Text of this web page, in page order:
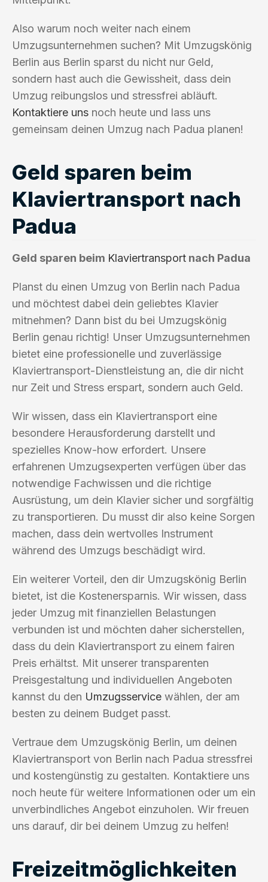
Also warum noch weiter nach einem
Umzugsunternehmen suchen? Mit Umzugskönig
Berlin aus Berlin sparst du nicht nur Geld,
sondern hast auch die Gewissheit, dass dein
Umzug reibungslos und stressfrei abläuft.
Kontaktiere uns noch heute und lass uns
gemeinsam deinen Umzug nach Padua planen!
Geld sparen beim
Klaviertransport nach
Padua
Geld sparen beim Klaviertransport nach Padua
Planst du einen Umzug von Berlin nach Padua
und möchtest dabei dein geliebtes Klavier
mitnehmen? Dann bist du bei Umzugskönig
Berlin genau richtig! Unser Umzugsunternehmen
bietet eine professionelle und zuverlässige
Klaviertransport-Dienstleistung an, die dir nicht
nur Zeit und Stress erspart, sondern auch Geld.
Wir wissen, dass ein Klaviertransport eine
besondere Herausforderung darstellt und
spezielles Know-how erfordert. Unsere
erfahrenen Umzugsexperten verfügen über das
notwendige Fachwissen und die richtige
Ausrüstung, um dein Klavier sicher und sorgfältig
zu transportieren. Du musst dir also keine Sorgen
machen, dass dein wertvolles Instrument
während des Umzugs beschädigt wird.
Ein weiterer Vorteil, den dir Umzugskönig Berlin
bietet, ist die Kostenersparnis. Wir wissen, dass
jeder Umzug mit finanziellen Belastungen
verbunden ist und möchten daher sicherstellen,
dass du dein Klaviertransport zu einem fairen
Preis erhältst. Mit unserer transparenten
Preisgestaltung und individuellen Angeboten
kannst du den Umzugsservice wählen, der am
besten zu deinem Budget passt.
Vertraue dem Umzugskönig Berlin, um deinen
Klaviertransport von Berlin nach Padua stressfrei
und kostengünstig zu gestalten. Kontaktiere uns
noch heute für weitere Informationen oder um ein
unverbindliches Angebot einzuholen. Wir freuen
uns darauf, dir bei deinem Umzug zu helfen!
Freizeitmöglichkeiten